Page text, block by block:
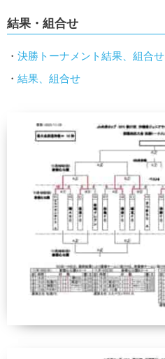
結果・組合せ
・ 決勝トーナメント結果、組合せ
・ 結果、組合せ